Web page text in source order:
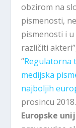
obzirom na
pismenosti,
pismenosti i
različiti
“Regulatorna
medijska
najboljih
prosincu 2018.
Europske